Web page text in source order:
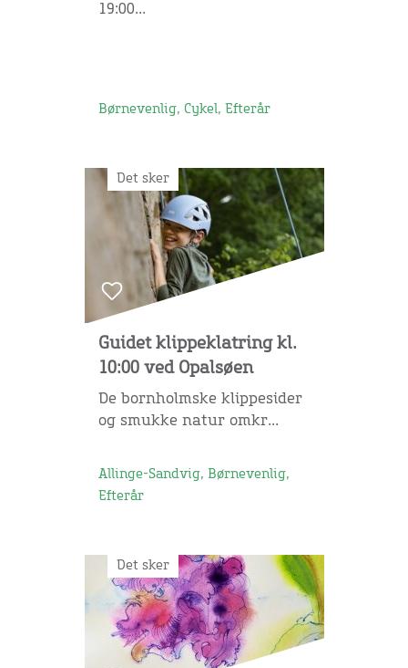
19:00...
Børnevenlig, Cykel, Efterår
Det sker
Guidet klippeklatring kl.
10:00 ved Opalsøen
De bornholmske klippesider
og smukke natur omkr...
Allinge-Sandvig, Børnevenlig,
Efterår
Det sker